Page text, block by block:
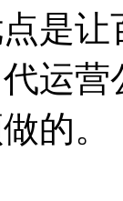
是
运
的。